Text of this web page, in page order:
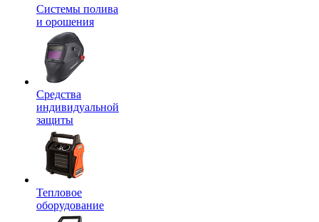
Системы полива
и орошения
Средства
индивидуальной
защиты
Тепловое
оборудование